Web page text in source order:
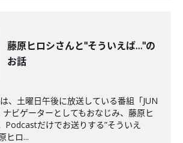
藤原ヒロシさんと"そういえば…"の
お話
、土曜日午後に放送している番組「JUN
ナビゲーターとしてもおなじみ、藤原ヒ
Podcastだけでお送りする”そういえ
ヒロ...